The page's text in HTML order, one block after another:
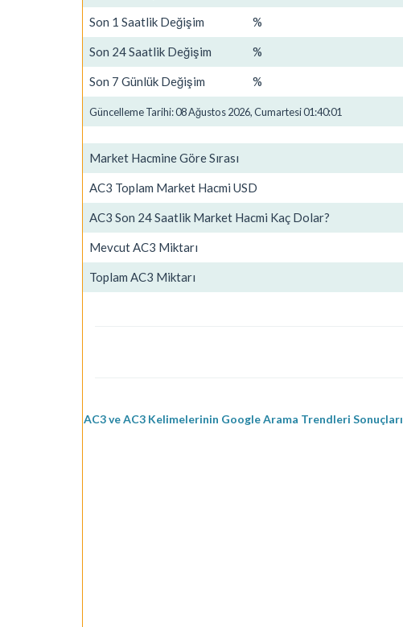
Son 1 Saatlik Değişim %
Son 24 Saatlik Değişim %
Son 7 Günlük Değişim %
Güncelleme Tarihi: 08 Ağustos 2026, Cumartesi 01:40:01
Market Hacmine Göre Sırası
AC3 Toplam Market Hacmi USD
AC3 Son 24 Saatlik Market Hacmi Kaç Dolar?
Mevcut AC3 Miktarı
Toplam AC3 Miktarı
AC3 ve AC3 Kelimelerinin Google Arama Trendleri Sonuçları